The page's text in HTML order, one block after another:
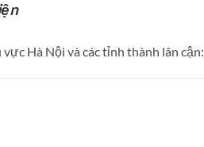
Hà Nội và các tỉnh thành lân cận: